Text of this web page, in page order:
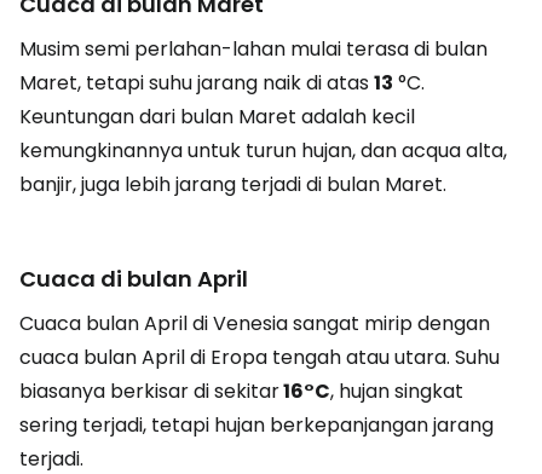
Musim semi perlahan-lahan mulai terasa di bulan
Maret, tetapi suhu jarang naik di atas13 °C.
Keuntungan dari bulan Maret adalah kecil
kemungkinannya untuk turun hujan, dan acqua alta,
banjir, juga lebih jarang terjadi di bulan Maret.
Cuaca di bulan April
Cuaca bulan April di Venesia sangat mirip dengan
cuaca bulan April di Eropa tengah atau utara. Suhu
biasanya berkisar di sekitar16°C, hujan singkat
sering terjadi, tetapi hujan berkepanjangan jarang
terjadi.